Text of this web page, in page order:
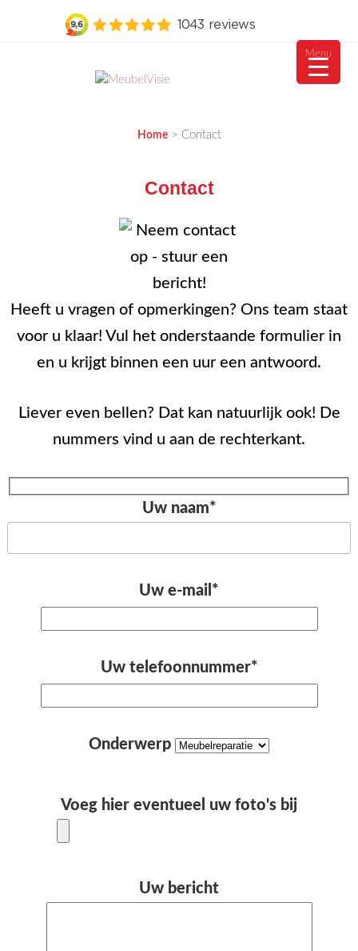
Home> Contact
Contact
Heeft u vragen of opmerkingen? Ons team staat
voor u klaar! Vul het onderstaande formulier in
en u krijgt binnen een uur een antwoord.
Liever even bellen? Dat kan natuurlijk ook! De
nummers vind u aan de rechterkant.
Uw naam*
Uw e-mail*
Uw telefoonnummer*
Onderwerp
Voeg hier eventueel uw foto's bij
Uw bericht
Menu